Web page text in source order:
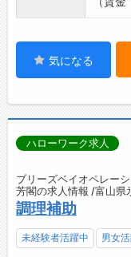
気になる
ハローワーク求人
ブリーズベイオペレー
芳閣の求人情報 /富山県
調理補助
未経験者活躍中 男女